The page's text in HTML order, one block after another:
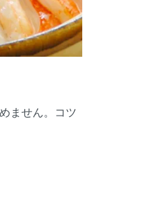
ません。コツ